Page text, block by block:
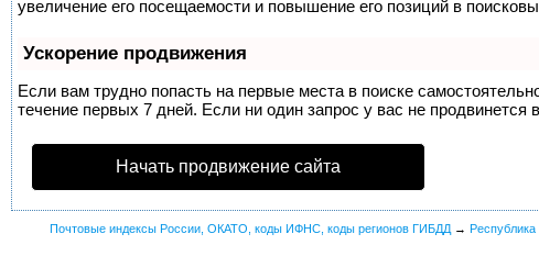
увеличение его посещаемости и повышение его позиций в
Ускорение продвижения
Если вам трудно попасть на первые места в поиске
течение первых 7 дней. Если ни один запрос у вас не продвинется
Начать продвижение сайта
Почтовые индексы России, ОКАТО, коды ИФНС, коды регионов ГИБДД → Республика